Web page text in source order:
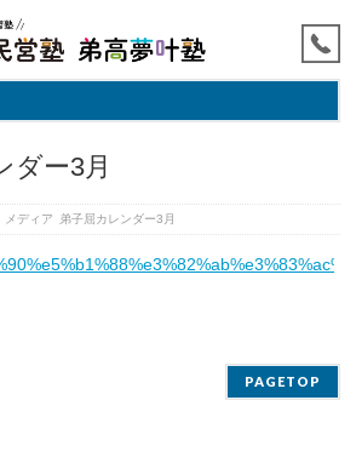
ダー3月
メディア 弟子屈カレンダー3月
PAGETOP